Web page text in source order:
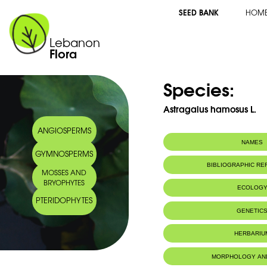
Lebanon
Flora
SEED BANK
ANGIOSPERMS
GYMNOSPERMS
MOSSES AND
BRYOPHYTES
PTERIDOPHYTES
Species:
Astragalus hamosus L.
NAMES
BIBLIOGRAPHIC
ECOLOGY
Lieux
MORPHOLOGY